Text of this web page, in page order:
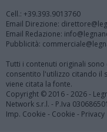
Cell.: +39.393.9013760
Email Direzione:
Email Redazione:
Pubblicità:
Tutti i contenuti originali
consentito l'utilizzo citando il
viene citata la fonte.
Copyright © 2016 - 2026 -
Network s.r.l. - P.Iva
Imp. Cookie - Cookie - Privacy